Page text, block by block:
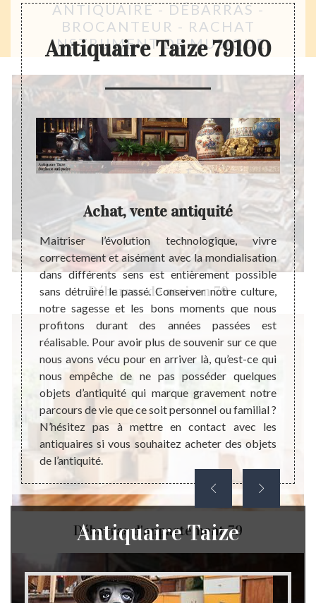
ANTIQUAIRE - DÉBARRAS -
BROCANTEUR - RACHAT
INSTRUMENT DE MUSIQUE
Débarras de maison 79
Débarras d'appartement 79
Antiquaire Taize 79100
à
pour
Ces
ils
de
le
Achat, vente antiquité
Maitriser l’évolution technologique, vivre
correctement et aisément avec la mondialisation
dans différents sens est entièrement possible
sans détruire le passé. Conserver notre culture,
notre sagesse et les bons moments que nous
profitons durant des années passées est
réalisable. Pour avoir plus de souvenir sur ce que
nous avons vécu pour en arriver là, qu’est-ce qui
nous empêche de ne pas posséder quelques
objets d’antiquité qui marque gravement notre
parcours de vie que ce soit personnel ou familial ?
N’hésitez pas à mettre en contact avec les
antiquaires si vous souhaitez acheter des objets
de l’antiquité.
Un
dans
des
ces
son
avec
Antiquaire Taize